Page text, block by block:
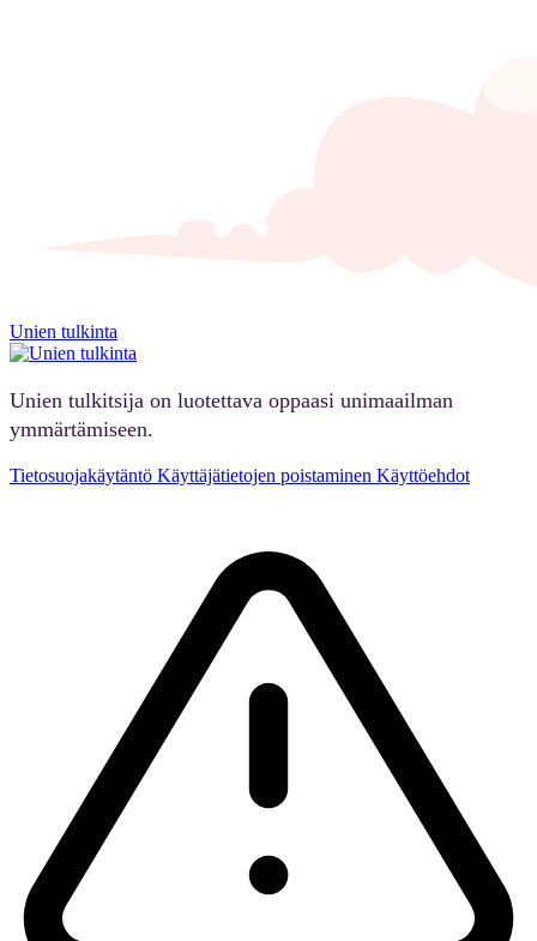
Unien tulkinta
Unien tulkitsija on luotettava oppaasi unimaailman
ymmärtämiseen.
Tietosuojakäytäntö Käyttäjätietojen poistaminen Käyttöehdot